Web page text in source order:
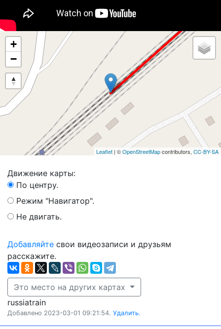
+
−
Leaflet | ©OpenStreetMapcontributors, CC-BY-SA
Движение карты:
По центру.
Режим "Навигатор".
Не двигать.
Добавляйте свои видеозаписи и друзьям
расскажите.
Это место на других картах
russiatrain
Добавлено 2023-03-01 09:21:54. Удалить.